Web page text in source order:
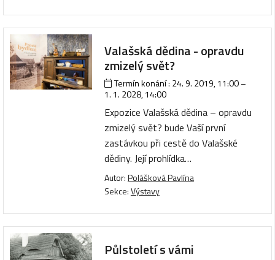
Valašská dědina - opravdu
zmizelý svět?
Termín konání : 24. 9. 2019, 11:00–
1. 1. 2028, 14:00
Expozice Valašská dědina – opravdu
zmizelý svět? bude Vaší první
zastávkou při cestě do Valašské
dědiny. Její prohlídka…
Autor:Polášková Pavlína
Sekce:Výstavy
Půlstoletí s vámi